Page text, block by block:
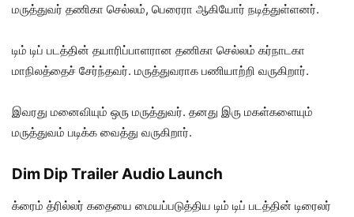
மருத்துவர் தணிகா செல்லம், பெரைரா ஆகியோர் நடித்துள்ளனர்.
டிம் டிப் படத்தின் தயாரிப்பாளரான தணிகா செல்லம் கர்நாடகா
மாநிலத்தைச் சேர்ந்தவர். மருத்துவராக பணியாற்றி வருகிறார்.
இவரது மனைவியும் ஒரு மருத்துவர். தனது இரு மகள்களையும்
மருத்துவம் படிக்க வைத்து வருகிறார்.
Dim Dip Trailer Audio Launch
க்ரைம் த்ரில்லர் கதையை மையப்படுத்திய டிம் டிப் படத்தின் டிரைலர்